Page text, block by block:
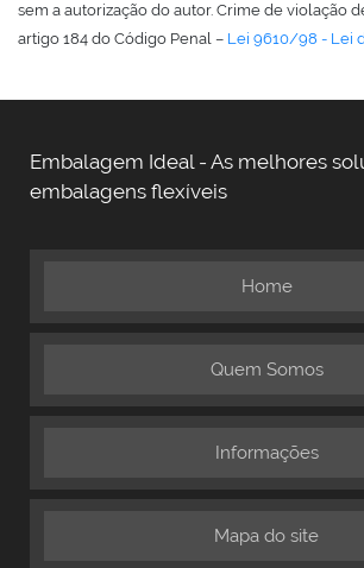
sem a autorização do autor. Crime de violação
artigo 184 do Código Penal – Lei 9610/98 - Lei
Embalagem Ideal - As melhores
embalagens flexíveis
Home
Quem Somos
Informações
Mapa do site